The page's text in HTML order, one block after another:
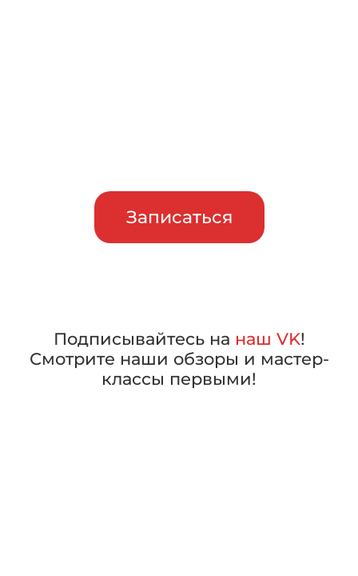
Записаться
Подписывайтесь на наш VK!
Смотрите наши обзоры и мастер-
классы первыми!